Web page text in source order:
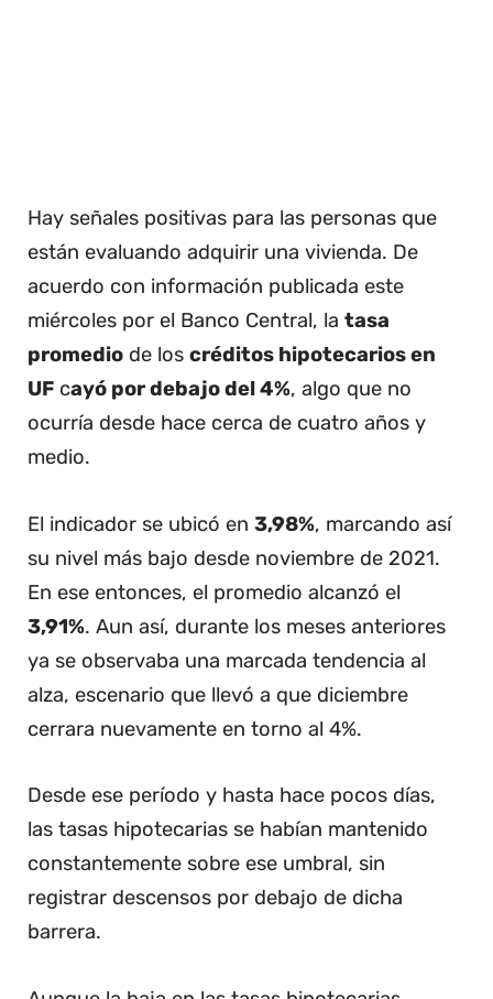
Hay señales positivas para las personas que
están evaluando adquirir una vivienda. De
acuerdo con información publicada este
miércoles por el Banco Central, la tasa
promedio de los créditos hipotecarios en
UF cayó por debajo del 4%, algo que no
ocurría desde hace cerca de cuatro años y
medio.
El indicador se ubicó en 3,98%, marcando así
su nivel más bajo desde noviembre de 2021.
En ese entonces, el promedio alcanzó el
3,91%. Aun así, durante los meses anteriores
ya se observaba una marcada tendencia al
alza, escenario que llevó a que diciembre
cerrara nuevamente en torno al 4%.
Desde ese período y hasta hace pocos días,
las tasas hipotecarias se habían mantenido
constantemente sobre ese umbral, sin
registrar descensos por debajo de dicha
barrera.